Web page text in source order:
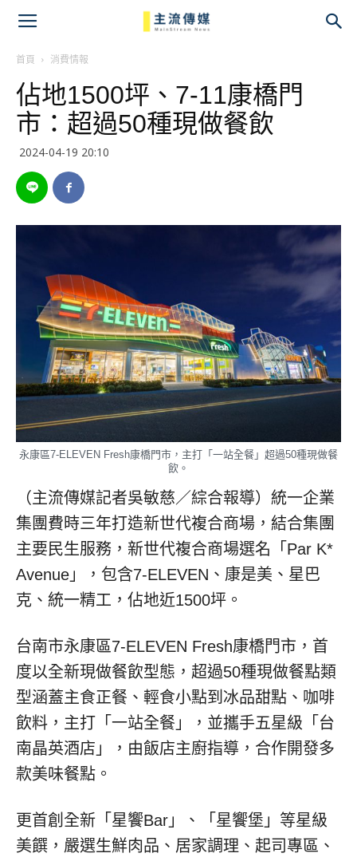
首頁 消費情報
佔地1500坪、7-11康橋門
市：超過50種現做餐飲
2024-04-19 20:10
永康區7-ELEVEN Fresh康橋門市，主打「一站全餐」超過50種現做餐
飲。
（主流傳媒記者吳敏慈／綜合報導）統一企業
集團費時三年打造新世代複合商場，結合集團
主要民生服務，新世代複合商場選名「Par K*
Avenue」，包含7-ELEVEN、康是美、星巴
克、統一精工，佔地近1500坪。
台南市永康區7-ELEVEN Fresh康橋門市，首
度以全新現做餐飲型態，超過50種現做餐點類
型涵蓋主食正餐、輕食小點到冰品甜點、咖啡
飲料，主打「一站全餐」，並攜手五星級「台
南晶英酒店」，由飯店主廚指導，合作開發多
款美味餐點。
更首創全新「星饗Bar」、「星饗堡」等星級
美饌，嚴選生鮮肉品、居家調理、起司專區、